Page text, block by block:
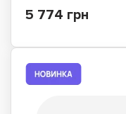
5 774 грн